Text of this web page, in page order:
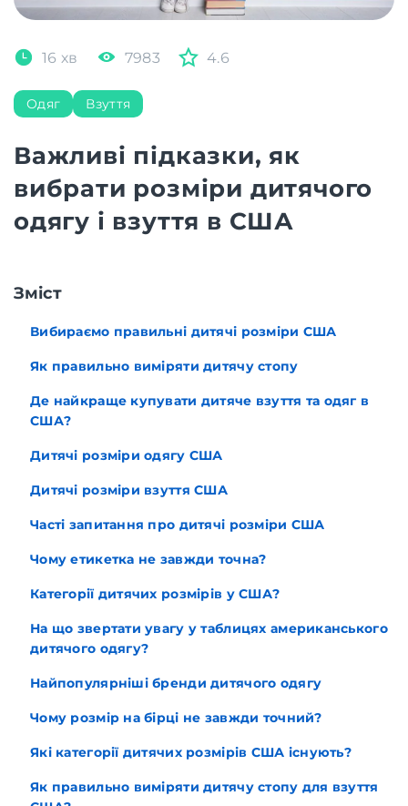
16 хв 7983 4.6
Одяг Взуття
Важливі підказки, як
вибрати розміри дитячого
одягу і взуття в США
Зміст
Вибираємо правильні дитячі розміри США
Як правильно виміряти дитячу стопу
Де найкраще купувати дитяче взуття та одяг в
США?
Дитячі розміри одягу США
Дитячі розміри взуття США
Часті запитання про дитячі розміри США
Чому етикетка не завжди точна?
Категорії дитячих розмірів у США?
На що звертати увагу у таблицях американського
дитячого одягу?
Найпопулярніші бренди дитячого одягу
Чому розмір на бірці не завжди точний?
Які категорії дитячих розмірів США існують?
Як правильно виміряти дитячу стопу для взуття